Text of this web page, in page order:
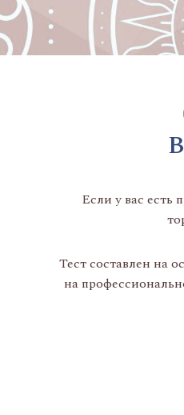
Если у вас есть
Тест составлен на
на